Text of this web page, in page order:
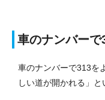
車のナンバーで
車のナンバーで313を
しい道が開かれる」と